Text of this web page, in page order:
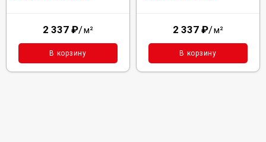
2 337 ₽/м²
В корзину
2 337 ₽/м²
В корзину